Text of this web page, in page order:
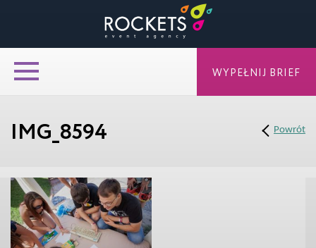
IMG_8594 Powrót
WYPEŁNIJ BRIEF